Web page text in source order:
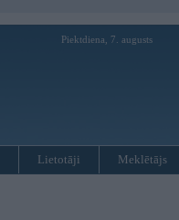
Piektdiena, 7. augusts
Lietotāji Meklētājs